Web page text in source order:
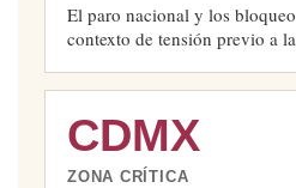
El paro nacional y los
contexto de tensión previo a
CDMX
ZONA CRÍTICA